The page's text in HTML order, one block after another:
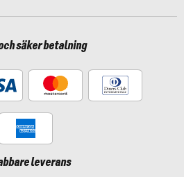
säker betalning
leverans